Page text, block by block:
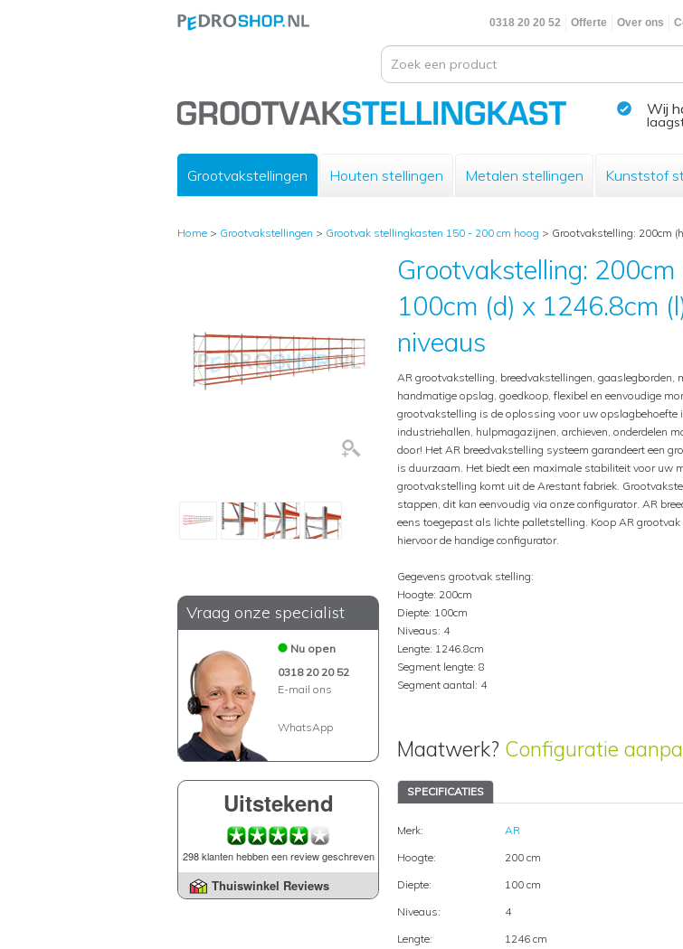
0318 20 20 52 Offerte Over ons
Wij
Grootvakstellingen Houten stellingen Metalen stellingen Kunststof
Home > Grootvakstellingen > Grootvak stellingkasten 150 - 200 cm hoog > Grootvakstelling: 200cm
Vraag onze specialist
Nu open
0318 20 20 52
E-mail ons
WhatsApp
Uitstekend
298 klanten hebben een review geschreven
Thuiswinkel Reviews
Grootvakstelling: 200cm
100cm (d) x 1246.8cm
niveaus
AR grootvakstelling, breedvakstellingen, gaaslegborden,
handmatige opslag, goedkoop, flexibel en eenvoudige
grootvakstelling is de oplossing voor uw opslagbehoefte
industriehallen, hulpmagazijnen, archieven, onderdelen
door! Het AR breedvakstelling systeem garandeert een
is duurzaam. Het biedt een maximale stabiliteit voor uw
grootvakstelling komt uit de Arestant fabriek.
stappen, dit kan eenvoudig via onze configurator. AR
eens toegepast als lichte palletstelling. Koop AR
hiervoor de handige configurator.
Gegevens grootvak stelling:
Hoogte: 200cm
Diepte: 100cm
Niveaus: 4
Lengte: 1246.8cm
Segment lengte: 8
Segment aantal: 4
Maatwerk? Configuratie
SPECIFICATIES
Merk:
AR
Hoogte:
200 cm
Diepte:
100 cm
Niveaus:
4
Lengte:
1246 cm